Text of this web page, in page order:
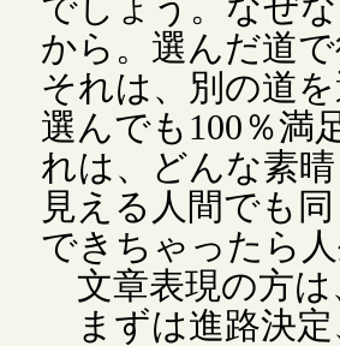
から。選んだ道
それは、別の道
選んでも100％満
れは、どんな素
見える人間でも
できちゃったら
文章表現の方は
まずは進路決定